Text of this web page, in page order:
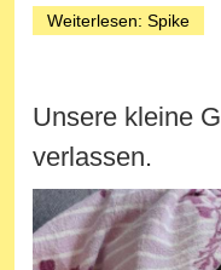
Weiterlesen: Spike
Unsere kleine
verlassen.